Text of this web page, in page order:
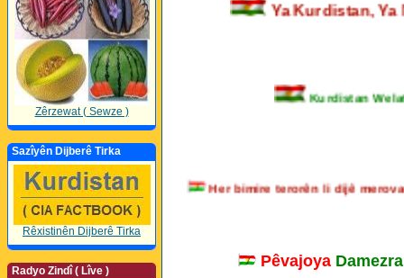
Zêrzewat ( Sewze )
Sazîyên Dijberê Tirka
Rêxistinên Dijberê Tirka
Radyo Zindî ( Lîve )
Ya Kurdistan,
Kurdistan Welatê
Her bimire terorên li dijê
Pêvajoya